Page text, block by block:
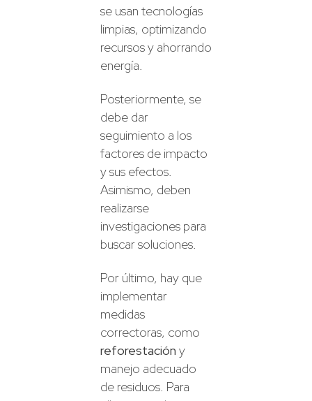
se usan tecnologías
limpias, optimizando
recursos y ahorrando
energía.
Posteriormente, se
debe dar
seguimiento a los
factores de impacto
y sus efectos.
Asimismo, deben
realizarse
investigaciones para
buscar soluciones.
Por último, hay que
implementar
medidas
correctoras, como
reforestación y
manejo adecuado
de residuos. Para